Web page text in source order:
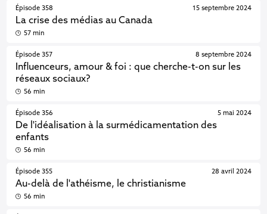
Épisode 358
La crise des médias au Canada
15 septembre 2024
57 min
Épisode 357
Influenceurs, amour & foi : que cherche-t-on sur les
réseaux sociaux?
8 septembre 2024
56 min
Épisode 356
De l'idéalisation à la surmédicamentation des
enfants
5 mai 2024
56 min
Épisode 355
Au-delà de l'athéisme, le christianisme
28 avril 2024
56 min